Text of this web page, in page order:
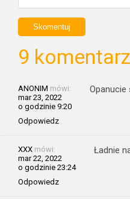
9
ANONIM mówi:
mar 23, 2022
o godzinie 9:20
Odpowiedz
Opanucie
XXX mówi:
mar 22, 2022
o godzinie 23:24
Odpowiedz
Ładnie